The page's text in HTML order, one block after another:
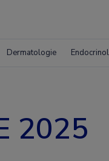
Dermatologie
2025